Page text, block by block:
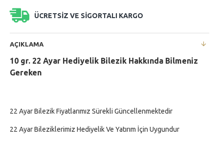
ÜCRETSİZ VE SİGORTALI KARGO
AÇIKLAMA
10 gr. 22 Ayar Hediyelik Bilezik Hakkında Bilmeniz
Gereken
22 Ayar Bilezik Fiyatlarımız Sürekli Güncellenmektedir
22 Ayar Bileziklerimiz Hediyelik Ve Yatırım İçin Uygundur